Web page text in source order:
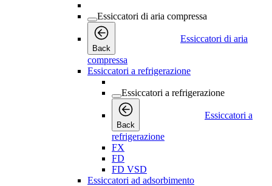
Essiccatori di aria compressa
Back
Essiccatori di aria
compressa
Essiccatori a refrigerazione
Essiccatori a refrigerazione
Back
Essiccatori a
refrigerazione
FX
FD
FD VSD
Essiccatori ad adsorbimento